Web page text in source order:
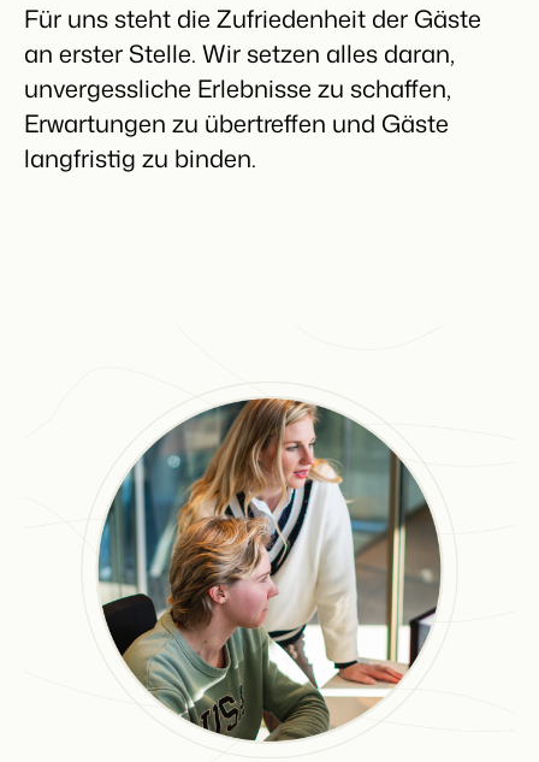
Für uns steht die Zufriedenheit der Gäste
an erster Stelle. Wir setzen alles daran,
unvergessliche Erlebnisse zu schaffen,
Erwartungen zu übertreffen und Gäste
langfristig zu binden.